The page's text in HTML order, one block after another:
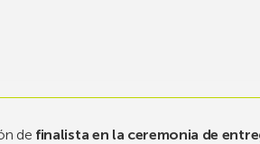
de finalista en la ceremonia de